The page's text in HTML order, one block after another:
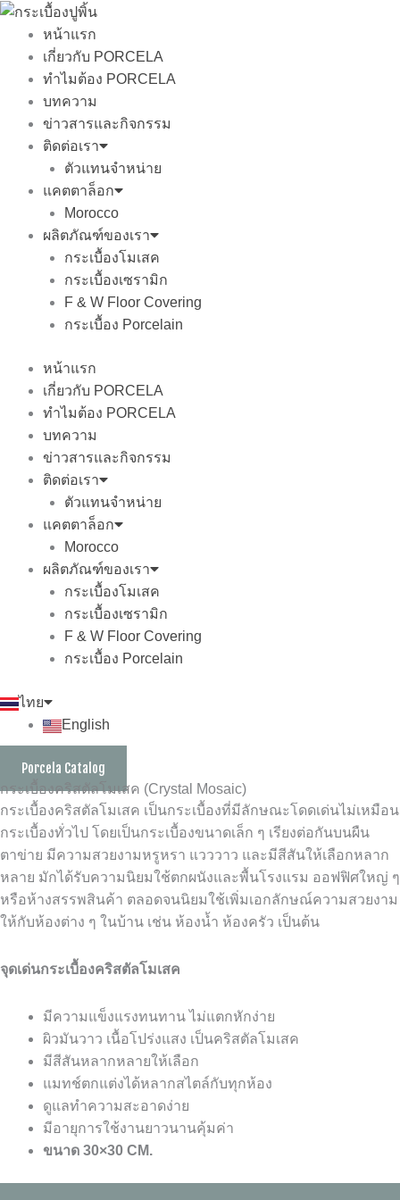
Skip
content
หน้าแรก
เกี่ยวกับ PORCELA
ทำไมต้อง PORCELA
บทความ
ข่าวสารและกิจกรรม
ติดต่อเรา
ตัวแทนจำหน่าย
แคตตาล็อก
Morocco
ผลิตภัณฑ์ของเรา
กระเบื้องโมเสค
กระเบื้องเซรามิก
F & W Floor Covering
กระเบื้อง Porcelain
หน้าแรก
เกี่ยวกับ PORCELA
ทำไมต้อง PORCELA
บทความ
ข่าวสารและกิจกรรม
ติดต่อเรา
ตัวแทนจำหน่าย
แคตตาล็อก
Morocco
ผลิตภัณฑ์ของเรา
กระเบื้องโมเสค
กระเบื้องเซรามิก
F & W Floor Covering
กระเบื้อง Porcelain
ไทย
English
Porcela Catalog
กระเบื้องคริสตัลโมเสค (Crystal Mosaic)
กระเบื้องคริสตัลโมเสค เป็นกระเบื้องที่มีลักษณะโดดเด่นไม่เหมือน
กระเบื้องทั่วไป โดยเป็นกระเบื้องขนาดเล็ก ๆ เรียงต่อกันบนผืน
ตาข่าย มีความสวยงามหรูหรา แวววาว และมีสีสันให้เลือกหลาก
หลาย มักได้รับความนิยมใช้ตกผนังและพื้นโรงแรม ออฟฟิศใหญ่ ๆ
หรือห้างสรรพสินค้า ตลอดจนนิยมใช้เพิ่มเอกลักษณ์ความสวยงาม
ให้กับห้องต่าง ๆ ในบ้าน เช่น ห้องน้ำ ห้องครัว เป็นต้น
จุดเด่นกระเบื้องคริสตัลโมเสค
มีความแข็งแรงทนทาน ไม่แตกหักง่าย
ผิวมันวาว เนื้อโปร่งแสง เป็นคริสตัลโมเสค
มีสีสันหลากหลายให้เลือก
แมทช์ตกแต่งได้หลากสไตล์กับทุกห้อง
ดูแลทำความสะอาดง่าย
มีอายุการใช้งานยาวนานคุ้มค่า
ขนาด 30×30 CM.